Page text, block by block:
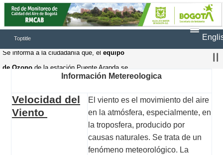
Toptitle
Se informa a la ciudadanía que, el equipo
de Ozono de la estación Puente Aranda se
una falla presentada, por lo tanto, una vez
solucionada la falla se continuaran registrando
Se informa a la ciudadanía que, el equipo
Información Metereologica
Velocidad del
Viento
El viento es el movimiento del aire
en la atmósfera, especialmente, en
la troposfera, producido por
causas naturales. Se trata de un
fenómeno meteorológico. La